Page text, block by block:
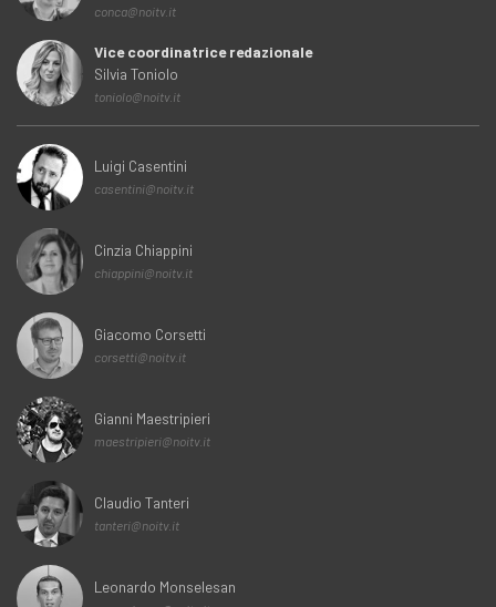
conca@noitv.it
Vice coordinatrice redazionale
Silvia Toniolo
toniolo@noitv.it
Luigi Casentini
casentini@noitv.it
Cinzia Chiappini
chiappini@noitv.it
Giacomo Corsetti
corsetti@noitv.it
Gianni Maestripieri
maestripieri@noitv.it
Claudio Tanteri
tanteri@noitv.it
Leonardo Monselesan